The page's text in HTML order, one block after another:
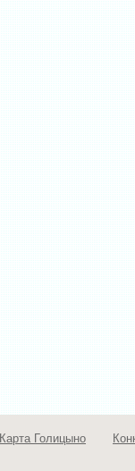
Карта Голицыно